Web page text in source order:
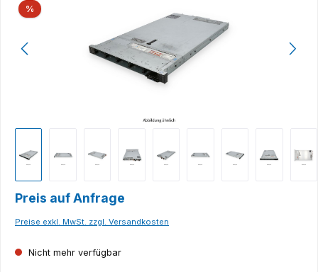
% Rabatt
Preis auf Anfrage
Preise exkl. MwSt. zzgl. Versandkosten
Nicht mehr verfügbar